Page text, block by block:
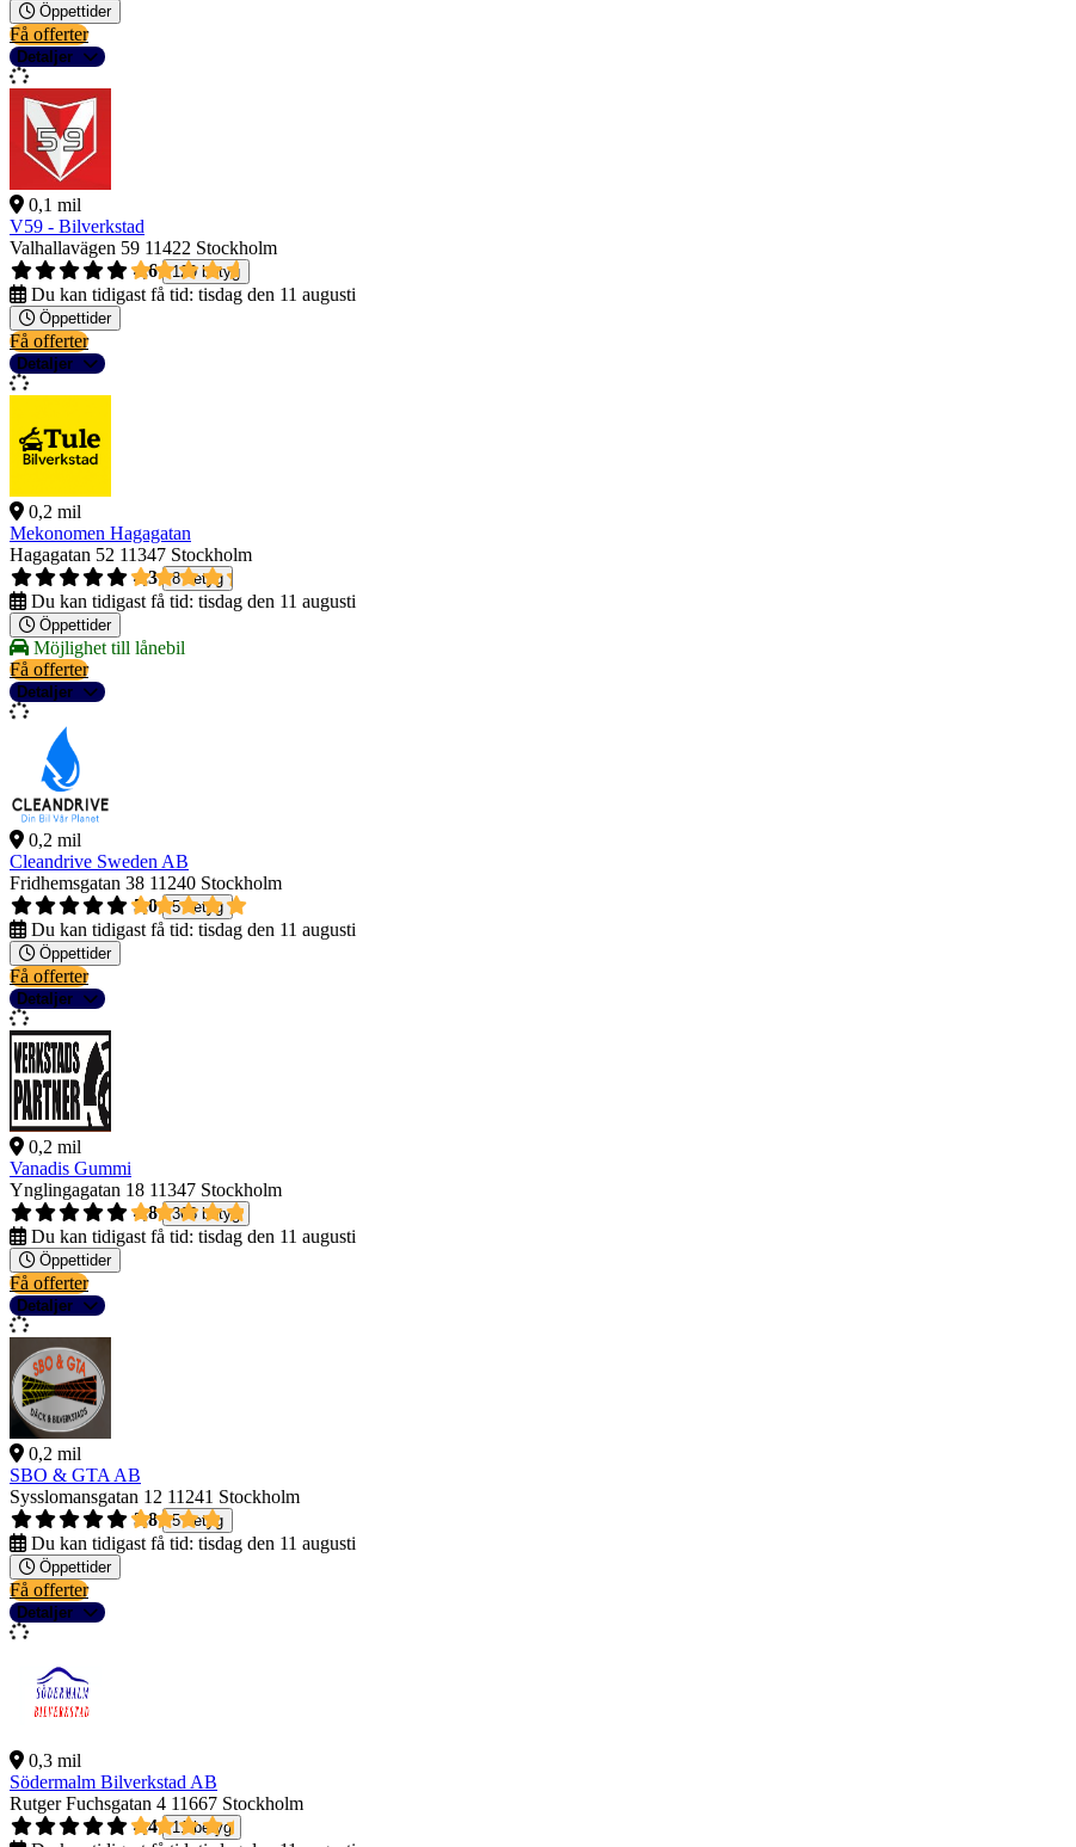
Öppettider
Få offerter
Detaljer
0,1 mil
V59 - Bilverkstad
Valhallavägen 59 11422 Stockholm
4,6
129 betyg
Du kan tidigast få tid: tisdag den 11 augusti
Öppettider
Få offerter
Detaljer
0,2 mil
Mekonomen Hagagatan
Hagagatan 52 11347 Stockholm
4,3
8 betyg
Du kan tidigast få tid: tisdag den 11 augusti
Öppettider
Möjlighet till lånebil
Få offerter
Detaljer
0,2 mil
Cleandrive Sweden AB
Fridhemsgatan 38 11240 Stockholm
5,0
5 betyg
Du kan tidigast få tid: tisdag den 11 augusti
Öppettider
Få offerter
Detaljer
0,2 mil
Vanadis Gummi
Ynglingagatan 18 11347 Stockholm
4,8
368 betyg
Du kan tidigast få tid: tisdag den 11 augusti
Öppettider
Få offerter
Detaljer
0,2 mil
SBO & GTA AB
Sysslomansgatan 12 11241 Stockholm
3,8
5 betyg
Du kan tidigast få tid: tisdag den 11 augusti
Öppettider
Få offerter
Detaljer
0,3 mil
Södermalm Bilverkstad AB
Rutger Fuchsgatan 4 11667 Stockholm
4,4
11 betyg